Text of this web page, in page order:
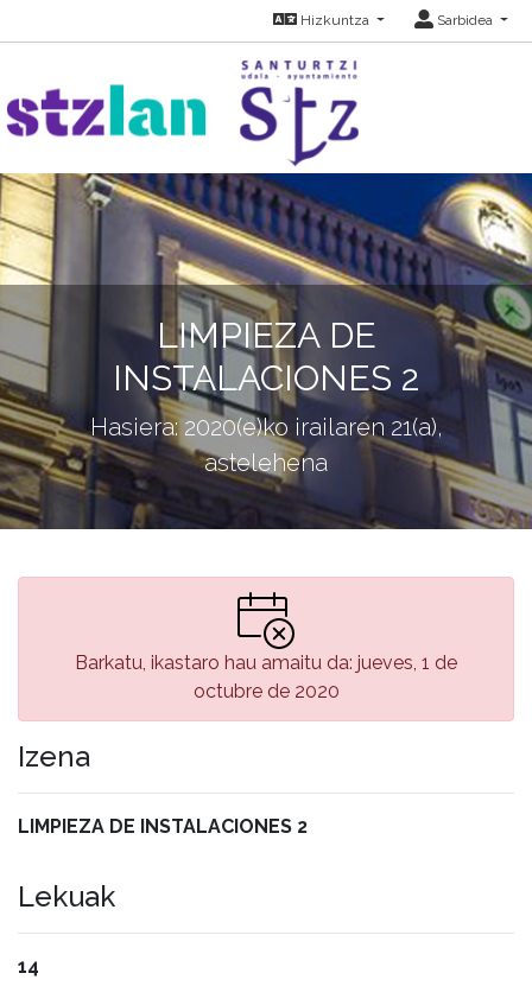
Hizkuntza Sarbidea
LIMPIEZA DE
INSTALACIONES 2
Hasiera: 2020(e)ko irailaren 21(a),
astelehena
Barkatu, ikastaro hau amaitu da: jueves, 1 de
octubre de 2020
Izena
LIMPIEZA DE INSTALACIONES 2
Lekuak
14